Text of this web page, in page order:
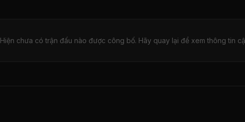
Hiện chưa có trận đấu nào được công bố. Hãy quay lại để xem thông tin